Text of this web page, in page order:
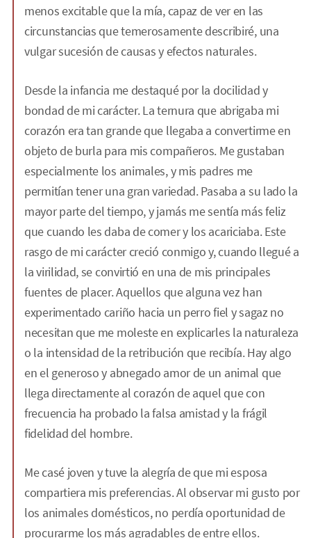
menos excitable que la mía, capaz de ver en las
circunstancias que temerosamente describiré, una
vulgar sucesión de causas y efectos naturales.
Desde la infancia me destaqué por la docilidad y
bondad de mi carácter. La ternura que abrigaba mi
corazón era tan grande que llegaba a convertirme en
objeto de burla para mis compañeros. Me gustaban
especialmente los animales, y mis padres me
permitían tener una gran variedad. Pasaba a su lado la
mayor parte del tiempo, y jamás me sentía más feliz
que cuando les daba de comer y los acariciaba. Este
rasgo de mi carácter creció conmigo y, cuando llegué a
la virilidad, se convirtió en una de mis principales
fuentes de placer. Aquellos que alguna vez han
experimentado cariño hacia un perro fiel y sagaz no
necesitan que me moleste en explicarles la naturaleza
o la intensidad de la retribución que recibía. Hay algo
en el generoso y abnegado amor de un animal que
llega directamente al corazón de aquel que con
frecuencia ha probado la falsa amistad y la frágil
fidelidad del hombre.
Me casé joven y tuve la alegría de que mi esposa
compartiera mis preferencias. Al observar mi gusto por
los animales domésticos, no perdía oportunidad de
procurarme los más agradables de entre ellos.